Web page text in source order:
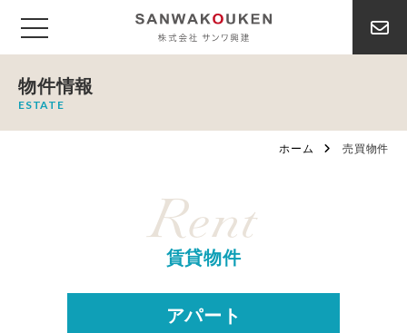
物件情報
ESTATE
ホーム 売買物件
Rent
賃貸物件
アパート